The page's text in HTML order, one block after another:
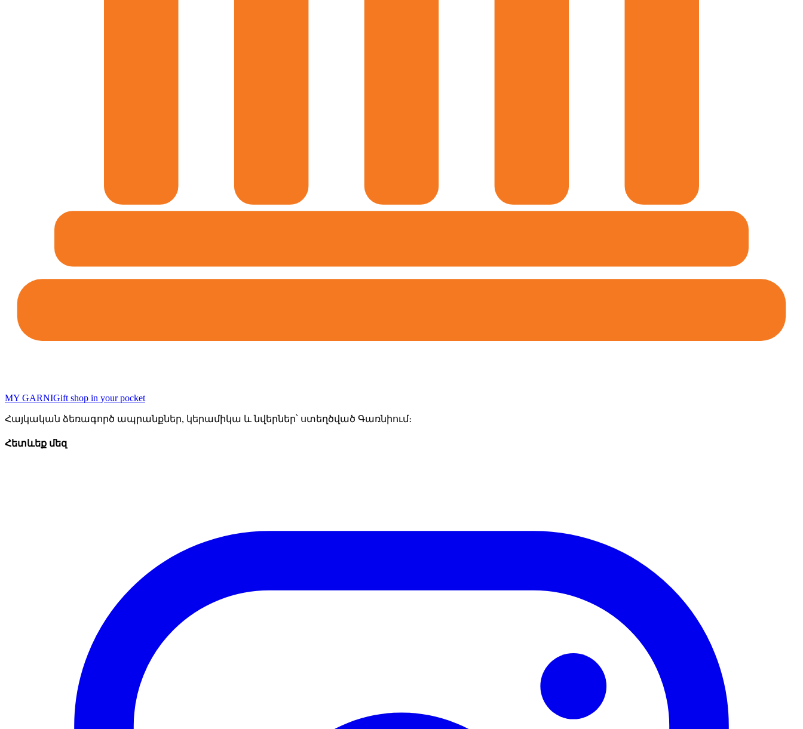
MY GARNIGift shop in your pocket
Հայկական ձեռագործ ապրանքներ, կերամիկա և նվերներ՝ ստեղծված Գառնիում։
Հետևեք մեզ